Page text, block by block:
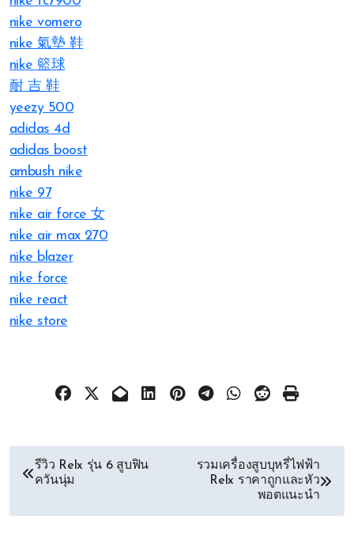
nike vomero
nike 氣墊 鞋
nike 籃球
耐 吉 鞋
yeezy 500
adidas 4d
adidas boost
ambush nike
nike 97
nike air force 女
nike air max 270
nike blazer
nike force
nike react
nike store
文รีวิว Relx รุ่น 6 สูบฟิน
ควันนุ่ม
รวมเครื่องสูบบุหรี่ไฟฟ้า
Relx ราคาถูกและหัว
พอตแนะนำ